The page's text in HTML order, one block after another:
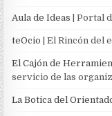
Aula de Ideas | Portal
teOcio | El Rincón del
El Cajón de
servicio de las
La Botica del